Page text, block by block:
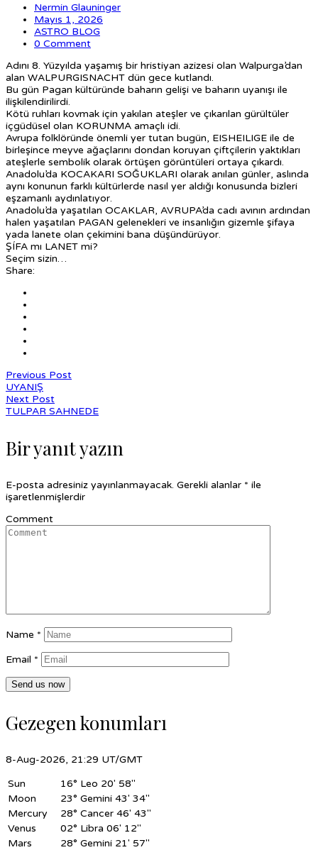
Nermin Glauninger
Mayıs 1, 2026
ASTRO BLOG
0 Comment
Adını 8. Yüzyılda yaşamış bir hristiyan azizesi olan Walpurga’dan
alan WALPURGISNACHT dün gece kutlandı.
Bu gün Pagan kültüründe baharın gelişi ve baharın uyanışı ile
ilişkilendirilirdi.
Kötü ruhları kovmak için yakılan ateşler ve çıkarılan gürültüler
içgüdüsel olan KORUNMA amaçlı idi.
Avrupa folklöründe önemli yer tutan bugün, EISHEILIGE ile de
birleşince meyve ağaçlarını dondan koruyan çiftçilerin yaktıkları
ateşlerle sembolik olarak örtüşen görüntüleri ortaya çıkardı.
Anadolu’da KOCAKARI SOĞUKLARI olarak anılan günler, aslında
aynı konunun farklı kültürlerde nasıl yer aldığı konusunda bizleri
eşzamanlı aydınlatıyor.
Anadolu’da yaşatılan OCAKLAR, AVRUPA’da cadı avının ardından
halen yaşatılan PAGAN gelenekleri ve insanlığın gizemle şifaya
yada lanete olan çekimini bana düşündürüyor.
ŞÍFA mı LANET mi?
Seçim sizin…
Share:
Previous Post
UYANIŞ
Next Post
TULPAR SAHNEDE
Bir yanıt yazın
E-posta adresiniz yayınlanmayacak. Gerekli alanlar * ile
işaretlenmişlerdir
Comment
Name *
Email *
Gezegen konumları
8-Aug-2026, 21:29 UT/GMT
Sun
16° Leo 20' 58"
Moon
23° Gemini 43' 34"
Mercury
28° Cancer 46' 43"
Venus
02° Libra 06' 12"
Mars
28° Gemini 21' 57"